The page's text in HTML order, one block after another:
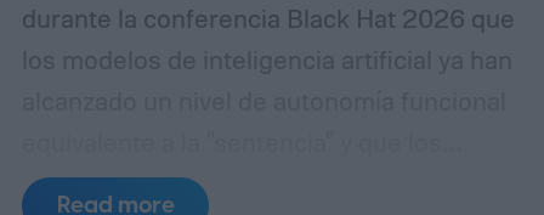
durante la conferencia Black Hat 2026 que
los modelos de inteligencia artificial ya han
desarrolladores deben adoptar
Read more